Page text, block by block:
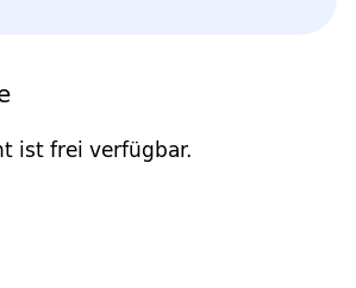
ist frei verfügbar.